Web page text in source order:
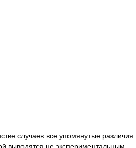
случаев все упомянутые различия